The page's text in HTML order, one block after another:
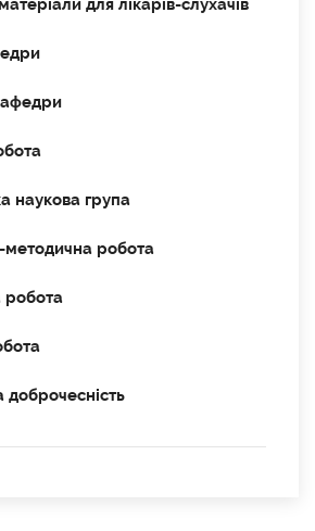
для лікарів-слухачів
наукова група
методична робота
робота
доброчесність